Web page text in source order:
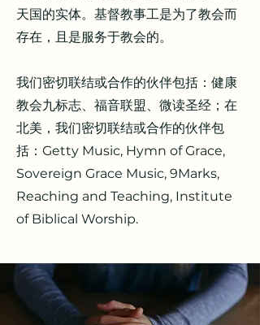
天国的实体。基督教事工是为了教会而
存在，且是服务于教会的。
我们密切联结或合作的伙伴包括：健康
教会九标志、福音联盟、微读圣经；在
北美，我们密切联结或合作的伙伴包
括：Getty Music, Hymn of Grace,
Sovereign Grace Music, 9Marks,
Reaching and Teaching, Institute
of Biblical Worship.